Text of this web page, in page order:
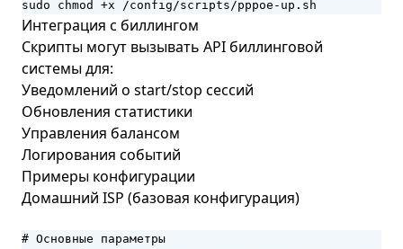
sudo chmod +x /config/scripts/pppoe-up.sh
Интеграция с биллингом
Скрипты могут вызывать API биллинговой
системы для:
Уведомлений о start/stop сессий
Обновления статистики
Управления балансом
Логирования событий
Примеры конфигурации
Домашний ISP (базовая конфигурация)
# Основные параметры